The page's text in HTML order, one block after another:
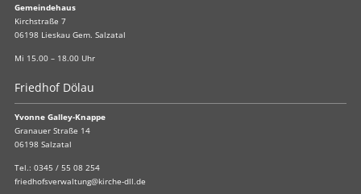
Gemeindehaus
Kirchstraße 7
06198 Lieskau Gem. Salzatal
Mi 15.00 – 18.00 Uhr
Friedhof Dölau
Yvonne Galley-Knappe
Granauer Straße 14
06198 Salzatal
Tel.: 0345 / 55 08 254
friedhofsverwaltung@kirche-dll.de